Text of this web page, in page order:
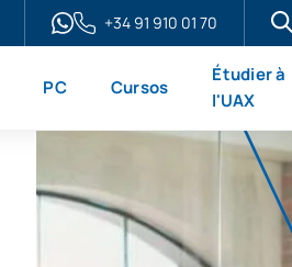
+34 91 910 01 70
PC Cursos
Étudier à
l'UAX